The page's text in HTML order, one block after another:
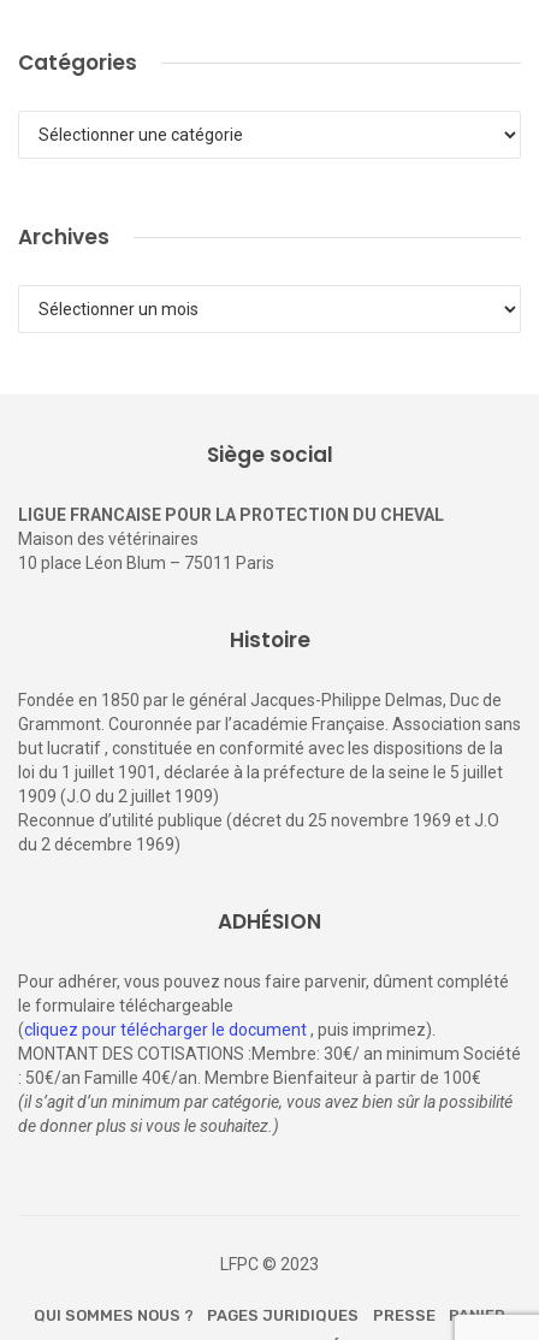
Catégories
Catégories
Archives
Archives
Siège social
LIGUE FRANCAISE POUR LA PROTECTION DU CHEVAL
Maison des vétérinaires
10 place Léon Blum – 75011 Paris
Histoire
Fondée en 1850 par le général Jacques-Philippe Delmas, Duc de
Grammont. Couronnée par l’académie Française. Association sans
but lucratif , constituée en conformité avec les dispositions de la
loi du 1 juillet 1901, déclarée à la préfecture de la seine le 5 juillet
1909 (J.O du 2 juillet 1909)
Reconnue d’utilité publique (décret du 25 novembre 1969 et J.O
du 2 décembre 1969)
ADHÉSION
Pour adhérer, vous pouvez nous faire parvenir, dûment complété
le formulaire téléchargeable
(cliquez pour télécharger le document, puis imprimez).
MONTANT DES COTISATIONS :Membre: 30€/ an minimum Société
: 50€/an Famille 40€/an. Membre Bienfaiteur à partir de 100€
(il s’agit d’un minimum par catégorie, vous avez bien sûr la possibilité
de donner plus si vous le souhaitez.)
LFPC © 2023
QUI SOMMES NOUS ? PAGES JURIDIQUES PRESSE
PANIER